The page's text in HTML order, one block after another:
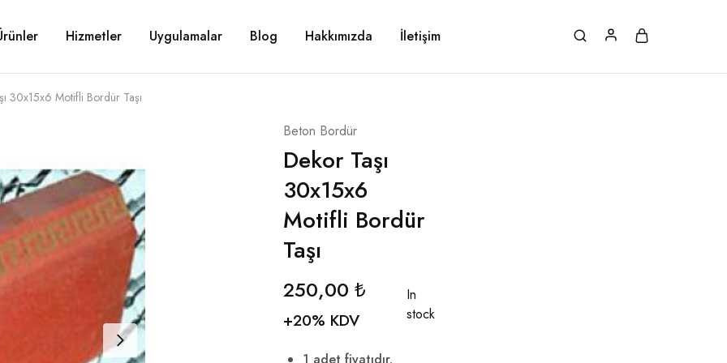
Hizmetler Uygulamalar Blog Hakkımızda İletişim
30x15x6 Motifli Bordür Taşı
Beton Bordür
Dekor Taşı
30x15x6
Motifli Bordür
Taşı
250,00 ₺
+20% KDV
In
stock